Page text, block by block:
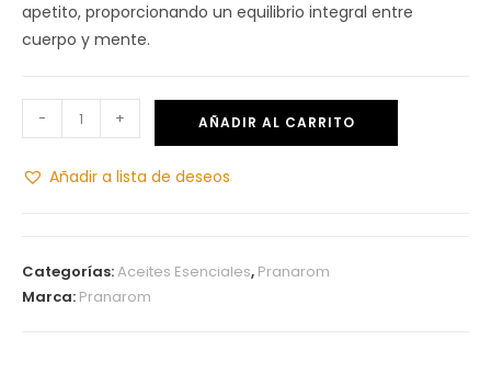
apetito, proporcionando un equilibrio integral entre
cuerpo y mente.
- + AÑADIR AL CARRITO
Añadir a lista de deseos
Categorías:Aceites Esenciales, Pranarom
Marca: Pranarom